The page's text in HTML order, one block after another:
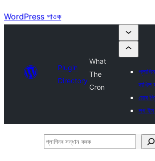
WordPress পাওক
Plugin
Directory
What
The
Cron
প্লাগিন
দাখিল
মোৰ
লগ
প্লাগিনৰ